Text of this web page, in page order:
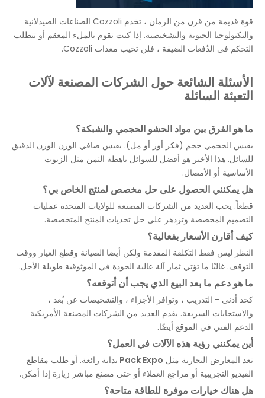
قوة قديمة من قرن من الزمان ، تخدم Cozzoli الصناعات الصيدلانية
والتكنولوجيا الحيوية والتشخيصية. إذا كنت تقوم بالملء المعقم أو تتطلب
التحكم في الدُفعات الضيقة ، فلن تخيب معدات Cozzoli.
الأسئلة الشائعة حول الشركات المصنعة لآلات
التعبئة السائلة
ما هو الفرق بين مواد الحشو الحجمي والشبكة؟
يقيس الحجمي حجم (فكر أوز أو مل). يقيس صافي الوزن الوزن الدقيق
للسائل. هذا الأخير هو أفضل للسوائل باهظة الثمن مثل الزيوت
الأساسية أو الأمصال.
هل يمكنني الحصول على حل مخصص لمنتج الخاص بي؟
قطعاً. يحب العديد من الشركات المصنعة للولايات المتحدة عمليات
التصميم المخصصة وتزدهر على حل تحديات المنتج المتخصصة.
كيف أقارن الأسعار بفعالية؟
النظر ليس فقط التكلفة المقدمة ولكن أيضا الصيانة وقطع الغيار ووقت
التوقف. غالبًا ما تؤتي ثمار آلة عالية الجودة في الموثوقية طويلة الأجل.
ما هو دعم ما بعد البيع الذي يجب أن أتوقعه؟
كحد أدنى - التدريب ، وتوافر الأجزاء ، والتشخيصات عن بُعد ،
والاستجابات السريعة. يقدم العديد من الشركات المصنعة الأمريكية
الدعم الفني في الموقع أيضًا.
أين يمكنني رؤية هذه الآلات في العمل؟
تعد المعارض التجارية مثل Pack Expo بداية رائعة. أو طلب مقاطع
الفيديو التجريبية أو مراجع العملاء أو حتى مصنع مباشر زيارة إذا أمكن.
هل هناك خيارات موفرة للطاقة متاحة؟